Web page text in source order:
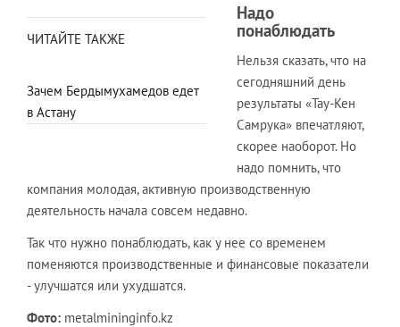
ЧИТАЙТЕ ТАКЖЕ
Зачем Бердымухамедов едет
в Астану
Надо
понаблюдать
Нельзя сказать, что на
сегодняшний день
результаты «Тау-Кен
Самрука» впечатляют,
скорее наоборот. Но
надо помнить, что
компания молодая, активную производственную
деятельность начала совсем недавно.
Так что нужно понаблюдать, как у нее со временем
поменяются производственные и финансовые показатели
- улучшатся или ухудшатся.
Фото: metalmininginfo.kz